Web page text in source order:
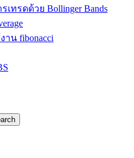
ทรดด้วย Bollinger Bands
น fibonacci